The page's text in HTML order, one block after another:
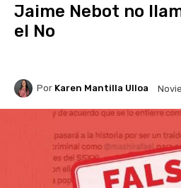
Jaime Nebot no
el No
Por Karen Mantilla Ulloa